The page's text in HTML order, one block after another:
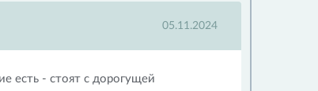
05.11.2024
есть - стоят с дорогущей